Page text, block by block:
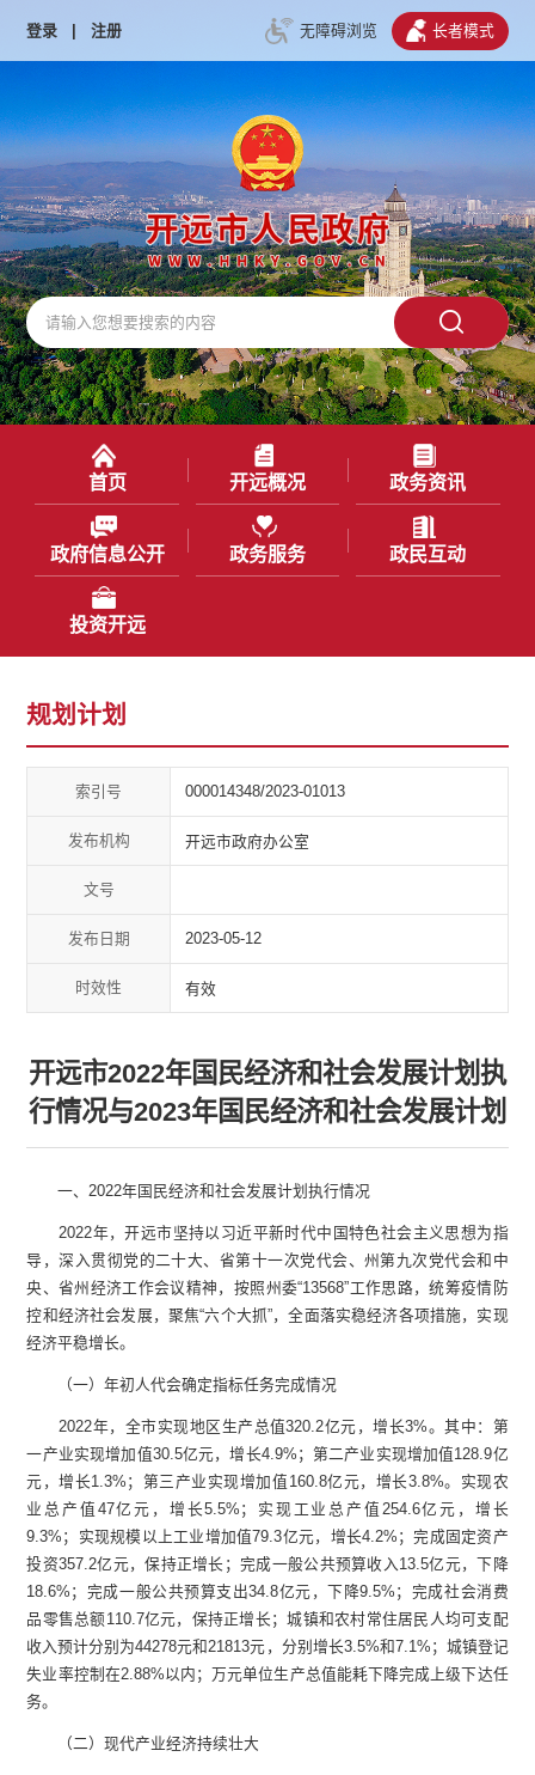
登录 | 注册 无障碍浏览 长者模式
首页 开远概况 政务资讯
政府信息公开 政务服务 政民互动
投资开远
规划计划
索引号 000014348/2023-01013
发布机构 开远市政府办公室
文号
发布日期 2023-05-12
时效性 有效
开远市2022年国民经济和社会发展计划执
行情况与2023年国民经济和社会发展计划
一、2022年国民经济和社会发展计划执行情况
2022年，开远市坚持以习近平新时代中国特色社会主义思想为指
导，深入贯彻党的二十大、省第十一次党代会、州第九次党代会和中
央、省州经济工作会议精神，按照州委“13568”工作思路，统筹疫情防
控和经济社会发展，聚焦“六个大抓”，全面落实稳经济各项措施，实现
经济平稳增长。
（一）年初人代会确定指标任务完成情况
2022年，全市实现地区生产总值320.2亿元，增长3%。其中：第
一产业实现增加值30.5亿元，增长4.9%；第二产业实现增加值128.9亿
元，增长1.3%；第三产业实现增加值160.8亿元，增长3.8%。实现农
业总产值47亿元，增长5.5%；实现工业总产值254.6亿元，增长
9.3%；实现规模以上工业增加值79.3亿元，增长4.2%；完成固定资产
投资357.2亿元，保持正增长；完成一般公共预算收入13.5亿元，下降
18.6%；完成一般公共预算支出34.8亿元，下降9.5%；完成社会消费
品零售总额110.7亿元，保持正增长；城镇和农村常住居民人均可支配
收入预计分别为44278元和21813元，分别增长3.5%和7.1%；城镇登记
失业率控制在2.88%以内；万元单位生产总值能耗下降完成上级下达任
务。
（二）现代产业经济持续壮大